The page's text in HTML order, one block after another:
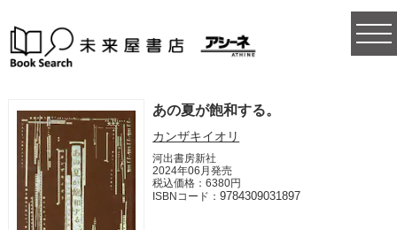
あの夏が飽和する。
カンザキイオリ
河出書房新社
2024年06月発売
税込価格：6380円
ISBNコード：9784309031897